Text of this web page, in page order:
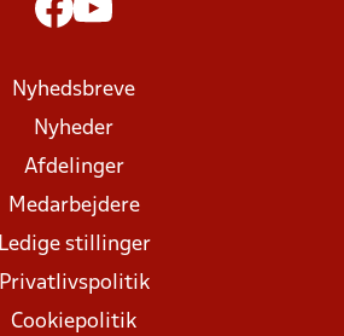
Nyhedsbreve
Nyheder
Afdelinger
Medarbejdere
Ledige stillinger
Privatlivspolitik
Cookiepolitik